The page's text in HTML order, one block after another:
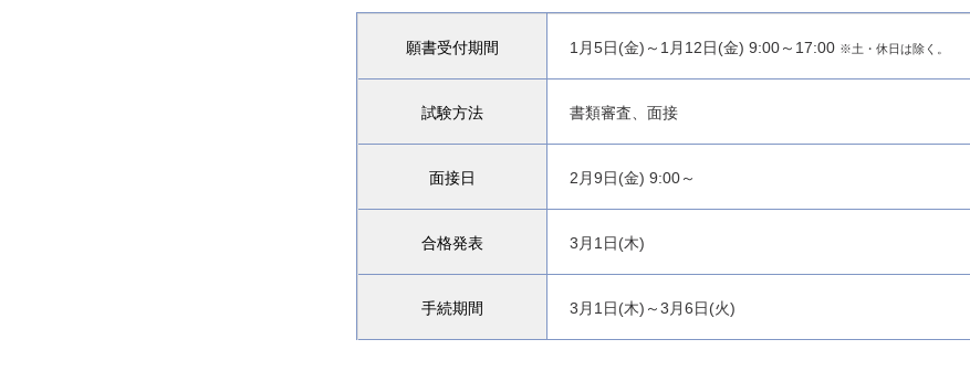
願書受付期間 1月5日(金)～1月12日(金) 9:00～17:00 ※土・休日は除く。
試験方法 書類審査、面接
面接日 2月9日(金) 9:00～
合格発表 3月1日(木)
手続期間 3月1日(木)～3月6日(火)